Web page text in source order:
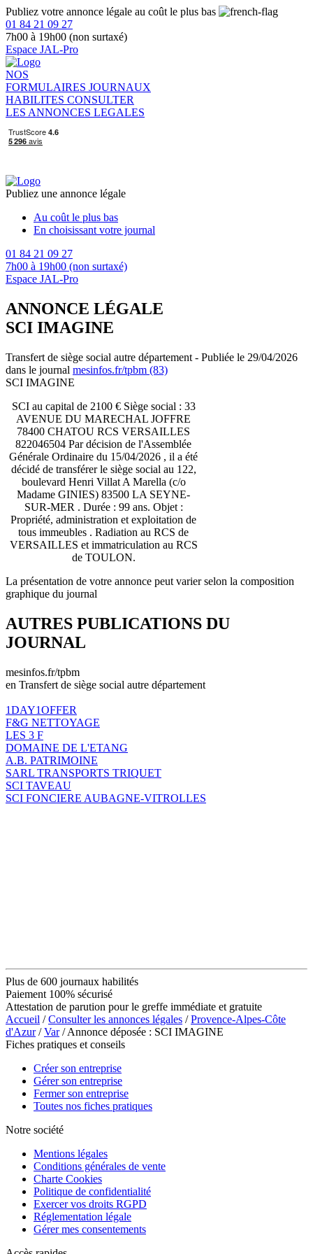
Publiez votre annonce légale au coût le plus bas
01 84 21 09 27
7h00 à 19h00 (non surtaxé)
Espace JAL-Pro
NOS
FORMULAIRES JOURNAUX
HABILITES CONSULTER
LES ANNONCES LEGALES
Publiez une annonce légale
Au coût le plus bas
En choisissant votre journal
01 84 21 09 27
7h00 à 19h00 (non surtaxé)
Espace JAL-Pro
ANNONCE LÉGALE
SCI IMAGINE
Transfert de siège social autre département - Publiée le 29/04/2026
dans le journal mesinfos.fr/tpbm (83)
SCI IMAGINE
SCI au capital de 2100 € Siège social : 33
AVENUE DU MARECHAL JOFFRE
78400 CHATOU RCS VERSAILLES
822046504 Par décision de l'Assemblée
Générale Ordinaire du 15/04/2026 , il a été
décidé de transférer le siège social au 122,
boulevard Henri Villat A Marella (c/o
Madame GINIES) 83500 LA SEYNE-
SUR-MER . Durée : 99 ans. Objet :
Propriété, administration et exploitation de
tous immeubles . Radiation au RCS de
VERSAILLES et immatriculation au RCS
de TOULON.
La présentation de votre annonce peut varier selon la composition
graphique du journal
AUTRES PUBLICATIONS DU
JOURNAL
mesinfos.fr/tpbm
en Transfert de siège social autre département
1DAY1OFFER
F&G NETTOYAGE
LES 3 F
DOMAINE DE L'ETANG
A.B. PATRIMOINE
SARL TRANSPORTS TRIQUET
SCI TAVEAU
SCI FONCIERE AUBAGNE-VITROLLES
Plus de 600 journaux habilités
Paiement 100% sécurisé
Attestation de parution pour le greffe immédiate et gratuite
Accueil /Consulter les annonces légales /Provence-Alpes-Côte
d'Azur/Var/ Annonce déposée : SCI IMAGINE
Fiches pratiques et conseils
Créer son entreprise
Gérer son entreprise
Fermer son entreprise
Toutes nos fiches pratiques
Notre société
Mentions légales
Conditions générales de vente
Charte Cookies
Politique de confidentialité
Exercer vos droits RGPD
Réglementation légale
Gérer mes consentements